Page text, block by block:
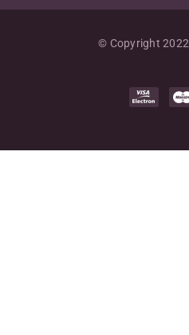
© Copyright 2022